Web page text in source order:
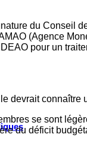
du Conseil
(Agence
pour un
devrait connaître
se sont
du déficit